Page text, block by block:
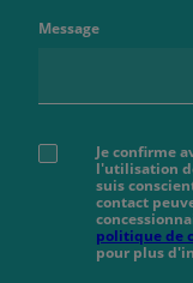
Message
Je confirme
l'utilisation
suis
contact
politique de
pour plus